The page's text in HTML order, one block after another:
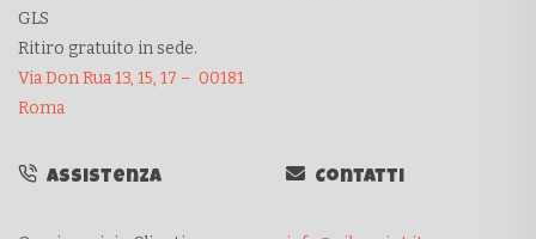
GLS
Ritiro gratuito in sede.
Via Don Rua 13, 15, 17 – 00181
Roma
Assistenza Contatti